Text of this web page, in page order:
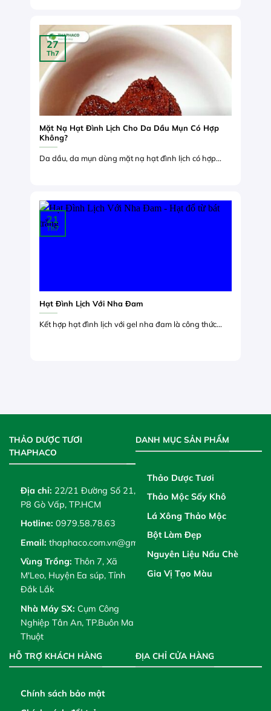
Mặt Nạ Hạt Đình Lịch Cho Da Dầu Mụn Có Hợp
Không?
Da dầu, da mụn dùng mặt nạ hạt đình lịch có hợp...
27
Th7
Hạt Đình Lịch Với Nha Đam
Kết hợp hạt đình lịch với gel nha đam là công thức...
21
Th7
THẢO DƯỢC TƯƠI
THAPHACO
Địa chỉ: 22/21 Đường Số 21,
P8 Gò Vấp, TP.HCM
Hotline: 0979.58.78.63
Email: thaphaco.com.vn@gmail.com
Vùng Trồng: Thôn 7, Xã
M'Leo, Huyện Ea súp, Tỉnh
Đắk Lắk
Nhà Máy SX: Cụm Công
Nghiệp Tân An, TP.Buôn Ma
Thuột
DANH MỤC SẢN PHẨM
Thảo Dược Tươi
Thảo Mộc Sấy Khô
Lá Xông Thảo Mộc
Bột Làm Đẹp
Nguyên Liệu Nấu Chè
Gia Vị Tạo Màu
HỖ TRỢ KHÁCH HÀNG
Chính sách bảo mật
ĐỊA CHỈ CỬA HÀNG